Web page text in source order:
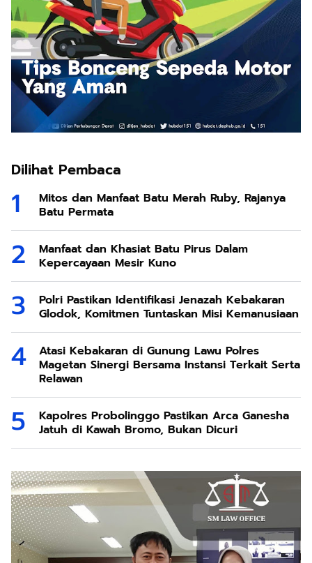
Dilihat Pembaca
Mitos dan Manfaat Batu Merah Ruby, Rajanya
Batu Permata
Manfaat dan Khasiat Batu Pirus Dalam
Kepercayaan Mesir Kuno
Polri Pastikan Identifikasi Jenazah Kebakaran
Glodok, Komitmen Tuntaskan Misi Kemanusiaan
Atasi Kebakaran di Gunung Lawu Polres
Magetan Sinergi Bersama Instansi Terkait Serta
Relawan
Kapolres Probolinggo Pastikan Arca Ganesha
Jatuh di Kawah Bromo, Bukan Dicuri